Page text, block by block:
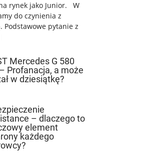
rynek jako Junior. W
do czynienia z
Podstawowe pytanie z
Mercedes G 580
Profanacja, a może
w dziesiątkę?
– dlaczego to
element
każdego